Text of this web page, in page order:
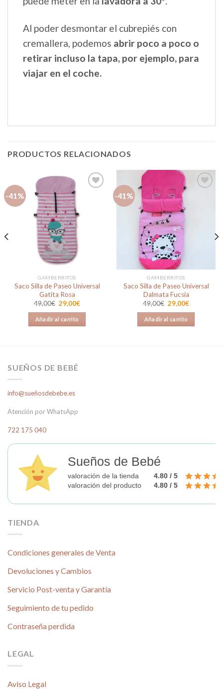
Al poder desmontar el cubrepiés con
cremallera, podemos abrir poco a poco o
retirar incluso la tapa, por ejemplo, para
viajar en el coche.
PRODUCTOS RELACIONADOS
-41%
GAMBERRITOS
Saco Silla de Paseo Universal
Gatita Rosa
49,00€ El
precio
original
era:
49,00€.
29,00€El
29,00€.
Añadir al carrito
-41%
GAMBERRITOS
Saco Silla de Paseo Universal
Dalmata Fucsia
49,00€ El
precio
original
era:
49,00€.
29,00€El
29,00€.
Añadir al carrito
SUEÑOS DE BEBÉ
info@sueñosdebebe.es
Atención por WhatsApp
722 175 040
Sueños de Bebé
valoración de la tienda
4.80 / 5
valoración del producto
4.80 / 5
TIENDA
Condiciones generales de Venta
Devoluciones y Cambios
Servicio Post-venta y Garantía
Seguimiento de tu pedido
Contraseña perdida
LEGAL
Aviso Legal